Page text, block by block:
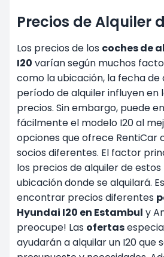
Precios de Alquiler
Los precios de los coches de
I20 varían según muchos
como la ubicación, la fecha de
período de alquiler influyen en
precios. Sin embargo, puede
fácilmente el modelo I20 al
opciones que ofrece RentiCar
socios diferentes. El factor
los precios de alquiler de
ubicación donde se alquilará.
encontrar precios diferentes
Hyundai I20 en Estambul y
preocupe! Las ofertas
ayudarán a alquilar un I20 que